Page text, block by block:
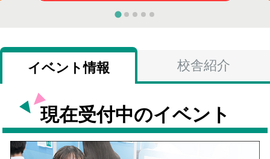
イベント情報 校舎紹介
現在受付中のイベント